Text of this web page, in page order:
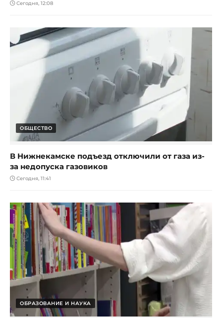
Сегодня, 12:08
ОБЩЕСТВО
В Нижнекамске подъезд отключили от газа из-
за недопуска газовиков
Сегодня, 11:41
ОБРАЗОВАНИЕ И НАУКА